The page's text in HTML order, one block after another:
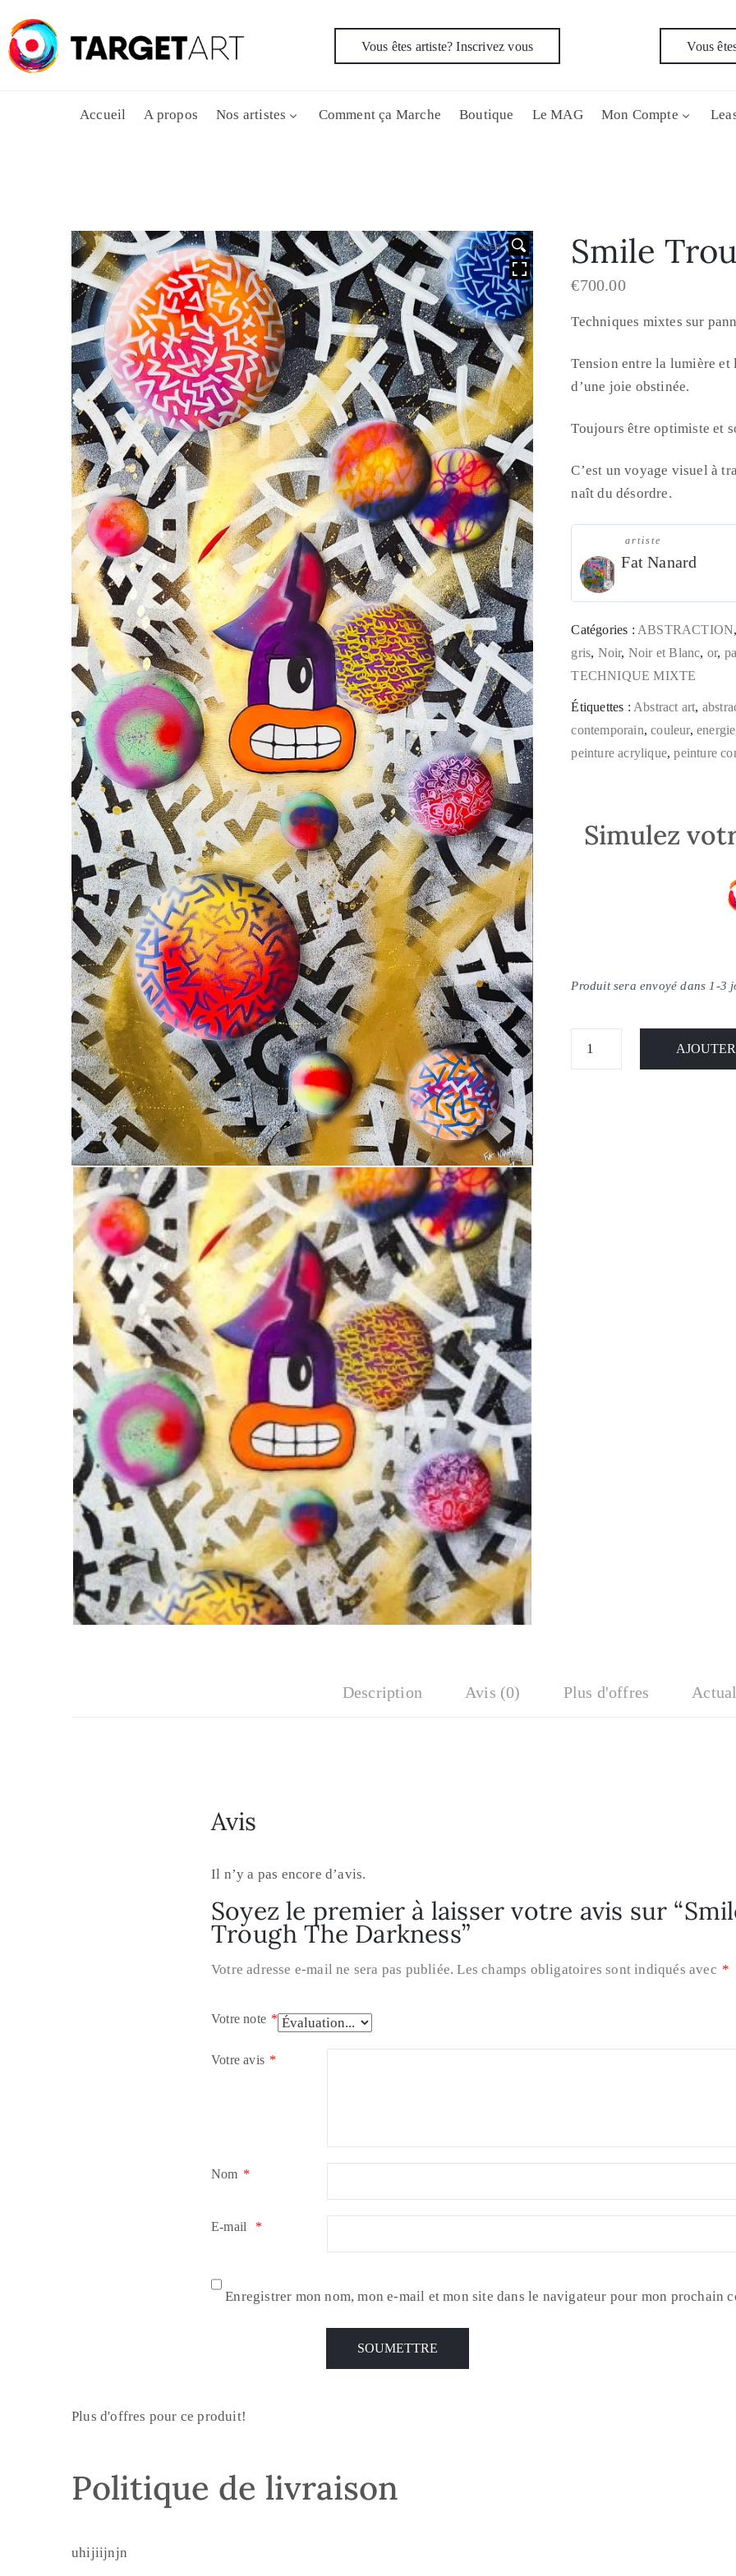
Vous êtes artiste? Inscrivez vous Vous
Accueil A propos Nos artistes Comment ça Marche Boutique Le MAG Mon Compte
HOVER Smile
€700.00
Techniques mixtes sur
Tension entre la lumière et
d’une joie obstinée.
Toujours être optimiste et
C’est un voyage visuel à
naît du désordre.
artiste
Fat Nanard
Catégories : ABSTRACTION
gris, Noir, Noir et Blanc, or,
TECHNIQUE MIXTE
Étiquettes : Abstract art,
contemporain,couleur,energie
peinture acrylique,peinture
Simulez
Produit sera envoyé dans 1-3
Description Avis (0) Plus d'offres
Avis
Il n’y a pas encore d’avis.
Soyez le premier à laisser votre avis sur
Trough The Darkness”
Votre adresse e-mail ne sera pas publiée. Les champs obligatoires sont indiqués avec *
Votre note *
Votre avis *
Nom *
E-mail *
Enregistrer mon nom, mon e-mail et mon site dans le navigateur pour mon prochain
Plus d'offres pour ce produit!
Politique de livraison
uhijiijnjn